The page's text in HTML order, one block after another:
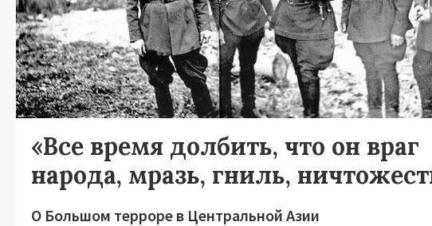
«Все время долбить, что он враг
народа, мразь, гниль,
О Большом терроре в Центральной Азии